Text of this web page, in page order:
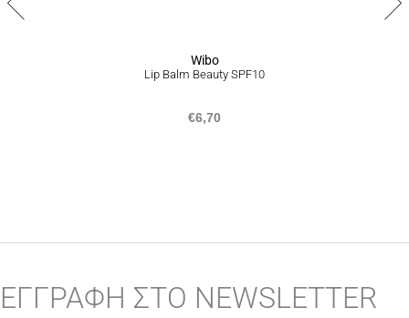
Wibo
Lip Balm Beauty SPF10
€6,70
ΕΓΓΡΑΦΗ ΣΤΟ NEWSLETTER